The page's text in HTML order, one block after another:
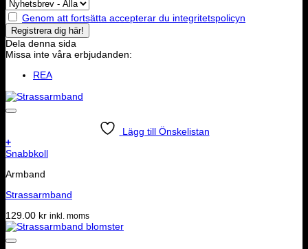
Genom att fortsätta accepterar du integritetspolicyn
Dela denna sida
Missa inte våra erbjudanden:
REA
Lägg till Önskelistan
+
Snabbkoll
Armband
Strassarmband
129.00 kr inkl. moms